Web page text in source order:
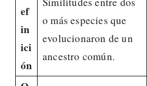
ef
in
ici
ón
o más especies que
evolucionaron de un
ancestro común.